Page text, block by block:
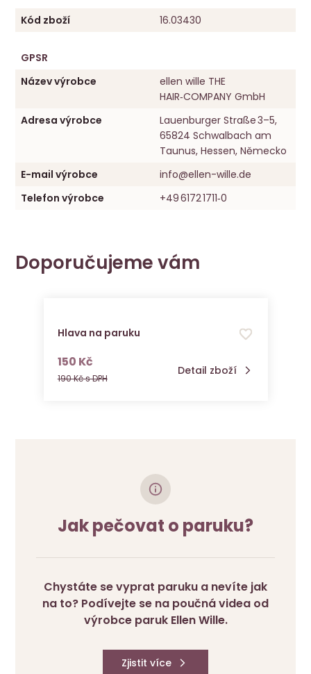
Kód zboží 16.03430
GPSR
Název výrobce
ellen wille THE
HAIR‑COMPANY GmbH
Adresa výrobce
Lauenburger Straße 3–5,
65824 Schwalbach am
Taunus, Hessen, Německo
E-mail výrobce
info@ellen-wille.de
Telefon výrobce
+49 6172 1711‑0
Doporučujeme vám
Hlava na paruku
150 Kčs DPH
190 Kč s DPH
Detail zboží
Jak pečovat o paruku?
Chystáte se vyprat paruku a nevíte jak
na to? Podívejte se na poučná videa od
výrobce paruk Ellen Wille.
Zjistit více